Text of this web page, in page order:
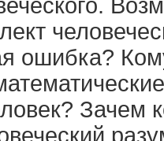
ошибка?
Зачем